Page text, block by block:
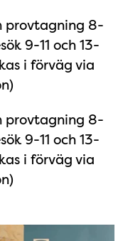
provtagning 8-
9-11 och 13-
i förväg via
provtagning 8-
9-11 och 13-
i förväg via